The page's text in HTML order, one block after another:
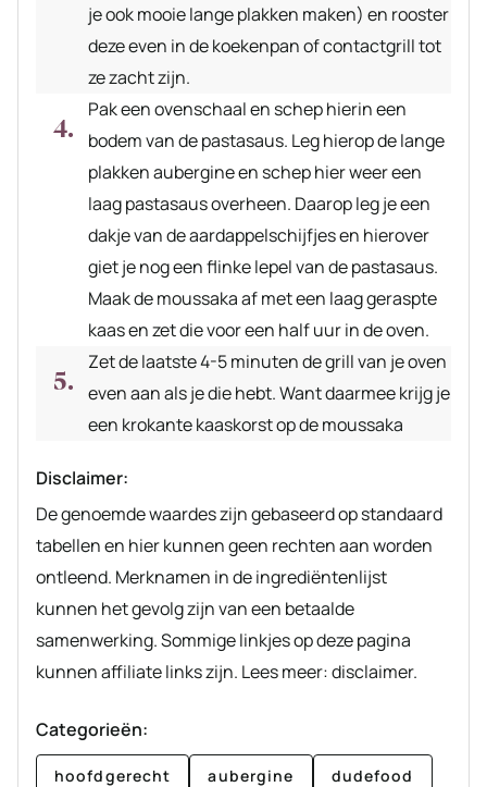
je ook mooie lange plakken maken) en rooster
deze even in de koekenpan of contactgrill tot
ze zacht zijn.
Pak een ovenschaal en schep hierin een
bodem van de pastasaus. Leg hierop de lange
plakken aubergine en schep hier weer een
laag pastasaus overheen. Daarop leg je een
dakje van de aardappelschijfjes en hierover
giet je nog een flinke lepel van de pastasaus.
Maak de moussaka af met een laag geraspte
kaas en zet die voor een half uur in de oven.
Zet de laatste 4-5 minuten de grill van je oven
even aan als je die hebt. Want daarmee krijg je
een krokante kaaskorst op de moussaka
Disclaimer:
De genoemde waardes zijn gebaseerd op standaard
tabellen en hier kunnen geen rechten aan worden
ontleend. Merknamen in de ingrediëntenlijst
kunnen het gevolg zijn van een betaalde
samenwerking. Sommige linkjes op deze pagina
kunnen affiliate links zijn. Lees meer: disclaimer.
Categorieën:
hoofdgerecht aubergine dudefood